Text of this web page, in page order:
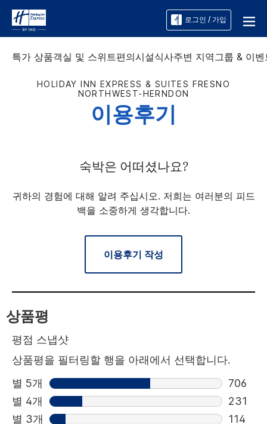
로그인 / 가입
특가 상품객실 및 스위트편의시설식사주변 지역그룹 & 이벤
HOLIDAY INN EXPRESS & SUITES FRESNO
NORTHWEST-HERNDON
이용후기
숙박은 어떠셨나요?
귀하의 경험에 대해 알려 주십시오. 저희는 여러분의 피드
백을 소중하게 생각합니다.
이용후기 작성